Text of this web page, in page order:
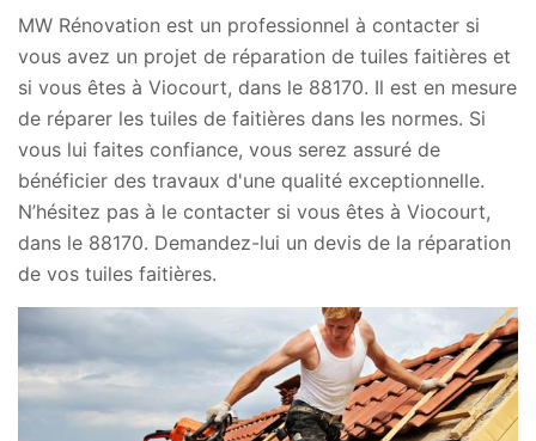
MW Rénovation est un professionnel à contacter si
vous avez un projet de réparation de tuiles faitières et
si vous êtes à Viocourt, dans le 88170. Il est en mesure
de réparer les tuiles de faitières dans les normes. Si
vous lui faites confiance, vous serez assuré de
bénéficier des travaux d'une qualité exceptionnelle.
N’hésitez pas à le contacter si vous êtes à Viocourt,
dans le 88170. Demandez-lui un devis de la réparation
de vos tuiles faitières.